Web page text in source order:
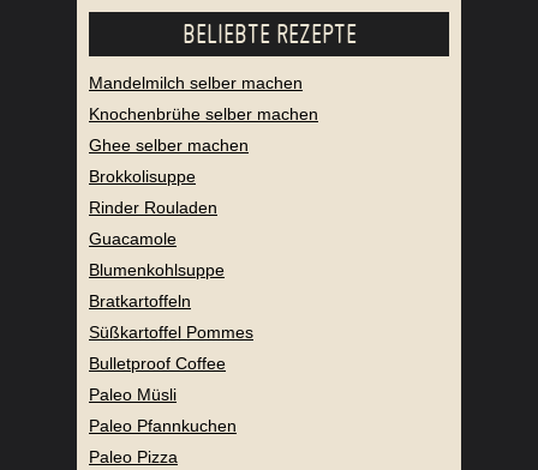
BELIEBTE REZEPTE
Mandelmilch selber machen
Knochenbrühe selber machen
Ghee selber machen
Brokkolisuppe
Rinder Rouladen
Guacamole
Blumenkohlsuppe
Bratkartoffeln
Süßkartoffel Pommes
Bulletproof Coffee
Paleo Müsli
Paleo Pfannkuchen
Paleo Pizza